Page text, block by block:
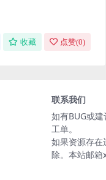
收藏 点赞(0)
联系我们
如有BUG或
工单。
如果资源存在
除。本站邮